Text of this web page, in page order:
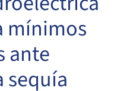
mínimos
ante
sequía